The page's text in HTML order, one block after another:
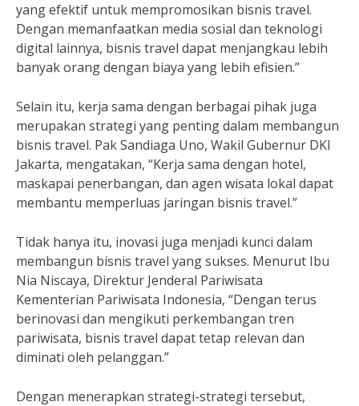
yang efektif untuk mempromosikan bisnis travel.
Dengan memanfaatkan media sosial dan teknologi
digital lainnya, bisnis travel dapat menjangkau lebih
banyak orang dengan biaya yang lebih efisien.”
Selain itu, kerja sama dengan berbagai pihak juga
merupakan strategi yang penting dalam membangun
bisnis travel. Pak Sandiaga Uno, Wakil Gubernur DKI
Jakarta, mengatakan, “Kerja sama dengan hotel,
maskapai penerbangan, dan agen wisata lokal dapat
membantu memperluas jaringan bisnis travel.”
Tidak hanya itu, inovasi juga menjadi kunci dalam
membangun bisnis travel yang sukses. Menurut Ibu
Nia Niscaya, Direktur Jenderal Pariwisata
Kementerian Pariwisata Indonesia, “Dengan terus
berinovasi dan mengikuti perkembangan tren
pariwisata, bisnis travel dapat tetap relevan dan
diminati oleh pelanggan.”
Dengan menerapkan strategi-strategi tersebut,